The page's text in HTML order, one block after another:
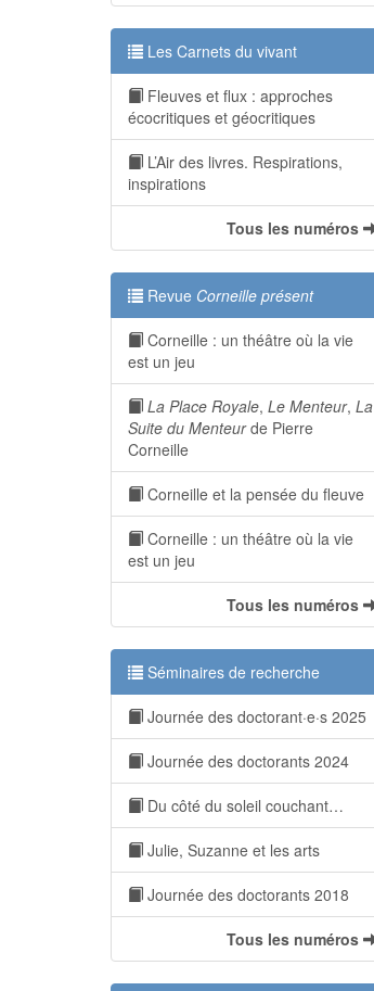
Les Carnets du vivant
Fleuves et flux : approches
écocritiques et géocritiques
L’Air des livres. Respirations,
inspirations
Tous les numéros
Revue Corneille présent
Corneille : un théâtre où la vie
est un jeu
La Place Royale, Le Menteur, La
Suite du Menteurde Pierre
Corneille
Corneille et la pensée du fleuve
Corneille : un théâtre où la vie
est un jeu
Tous les numéros
Séminaires de recherche
Journée des doctorant·e·s 2025
Journée des doctorants 2024
Du côté du soleil couchant…
Julie, Suzanne et les arts
Journée des doctorants 2018
Tous les numéros